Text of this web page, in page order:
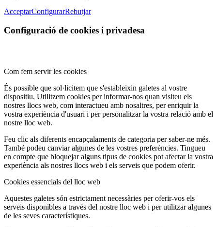
AcceptarConfigurarRebutjar
Configuració de cookies i privadesa
Com fem servir les cookies
És possible que sol·licitem que s'estableixin galetes al vostre
dispositiu. Utilitzem cookies per informar-nos quan visiteu els
nostres llocs web, com interactueu amb nosaltres, per enriquir la
vostra experiència d'usuari i per personalitzar la vostra relació amb el
nostre lloc web.
Feu clic als diferents encapçalaments de categoria per saber-ne més.
També podeu canviar algunes de les vostres preferències. Tingueu
en compte que bloquejar alguns tipus de cookies pot afectar la vostra
experiència als nostres llocs web i els serveis que podem oferir.
Cookies essencials del lloc web
Aquestes galetes són estrictament necessàries per oferir-vos els
serveis disponibles a través del nostre lloc web i per utilitzar algunes
de les seves característiques.